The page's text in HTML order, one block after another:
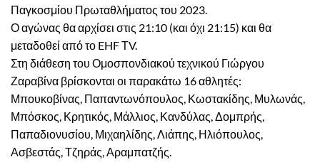
Παγκοσμίου Πρωταθλήματος του 2023.
Ο αγώνας θα αρχίσει στις 21:10 (και όχι 21:15) και θα
μεταδοθεί από το EHF ΤV.
Στη διάθεση του Ομοσπονδιακού τεχνικού Γιώργου
Ζαραβίνα βρίσκονται οι παρακάτω 16 αθλητές:
Μπουκοβίνας, Παπαντωνόπουλος, Κωστακίδης, Μυλωνάς,
Μπόσκος, Κρητικός, Μάλλιος, Κανδύλας, Δομπρής,
Παπαδιονυσίου, Μιχαηλίδης, Λιάπης, Ηλιόπουλος,
Ασβεστάς, Τζηράς, Αραμπατζής.